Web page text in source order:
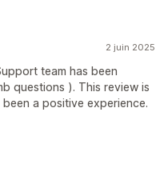
2 juin 2025
team has been
questions ). This review is
a positive experience.